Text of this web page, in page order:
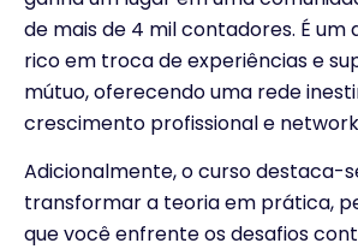
de mais de 4 mil contadores. É um
rico em troca de experiências e
mútuo, oferecendo uma rede
crescimento profissional e
Adicionalmente, o curso destaca-
transformar a teoria em prática,
que você enfrente os desafios